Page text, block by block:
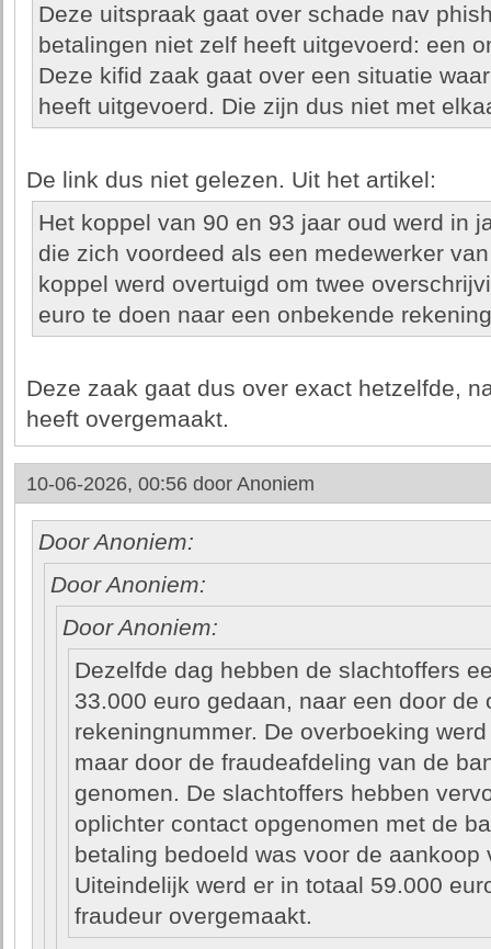
Deze uitspraak gaat over schade nav
betalingen niet zelf heeft uitgevoerd: een
Deze kifid zaak gaat over een situatie
heeft uitgevoerd. Die zijn dus niet met
De link dus niet gelezen. Uit het artikel:
Het koppel van 90 en 93 jaar oud werd in
die zich voordeed als een medewerker
koppel werd overtuigd om twee
euro te doen naar een onbekende
Deze zaak gaat dus over exact hetzelfde,
heeft overgemaakt.
10-06-2026, 00:56 door Anoniem
Door Anoniem:
Door Anoniem:
Door Anoniem:
Dezelfde dag hebben de slachtoffers
33.000 euro gedaan, naar een door de
rekeningnummer. De overboeking
maar door de fraudeafdeling van de
genomen. De slachtoffers hebben
oplichter contact opgenomen met de
betaling bedoeld was voor de aankoop
Uiteindelijk werd er in totaal 59.000
fraudeur overgemaakt.